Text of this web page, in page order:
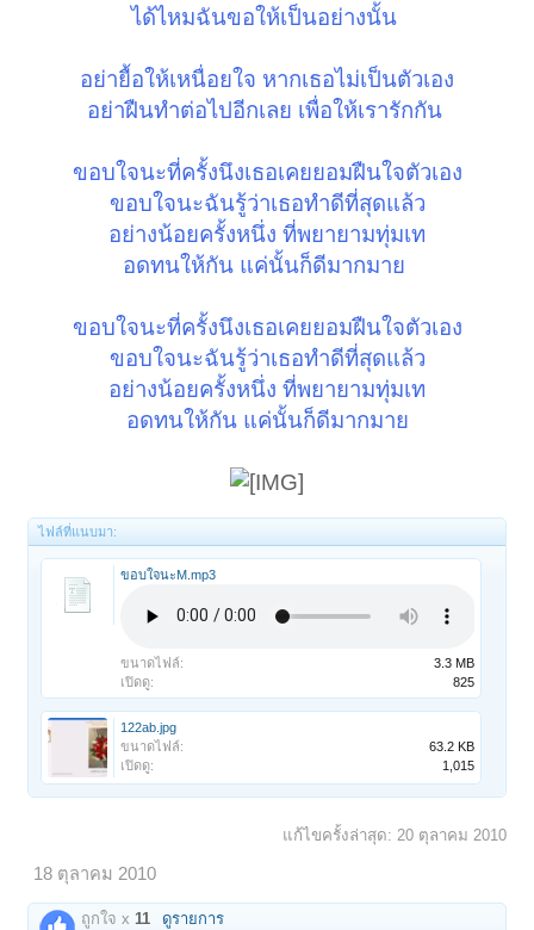
ได้ไหมฉันขอให้เป็นอย่างนั้น
อย่ายื้อให้เหนื่อยใจ หากเธอไม่เป็นตัวเอง
อย่าฝืนทำต่อไปอีกเลย เพื่อให้เรารักกัน
ขอบใจนะที่ครั้งนึงเธอเคยยอมฝืนใจตัวเอง
ขอบใจนะฉันรู้ว่าเธอทำดีที่สุดแล้ว
อย่างน้อยครั้งหนึ่ง ที่พยายามทุ่มเท
อดทนให้กัน แค่นั้นก็ดีมากมาย
ขอบใจนะที่ครั้งนึงเธอเคยยอมฝืนใจตัวเอง
ขอบใจนะฉันรู้ว่าเธอทำดีที่สุดแล้ว
อย่างน้อยครั้งหนึ่ง ที่พยายามทุ่มเท
อดทนให้กัน แค่นั้นก็ดีมากมาย
ไฟล์ที่แนบมา:
ขอบใจนะM.mp3
ขนาดไฟล์:
3.3 MB
เปิดดู:
825
122ab.jpg
ขนาดไฟล์:
63.2 KB
เปิดดู:
1,015
แก้ไขครั้งล่าสุด: 20 ตุลาคม 2010
18 ตุลาคม 2010
ถูกใจ x 11 ดูรายการ